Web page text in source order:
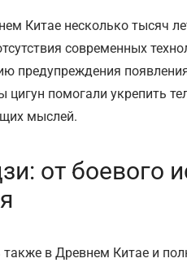
Китае несколько тысяч
современных
предупреждения
помогали укрепить
мыслей.
от боевого
в Древнем Китае и